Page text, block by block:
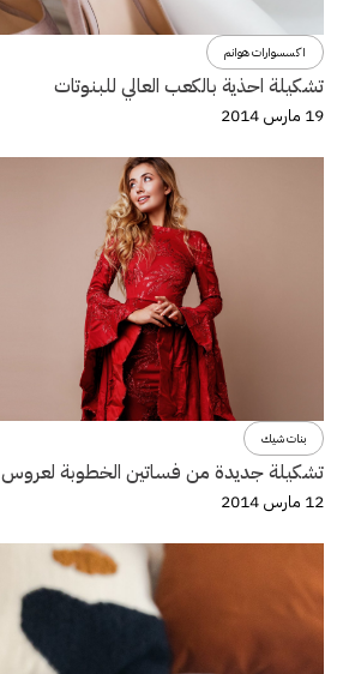
اكسسوارات هوانم
تشكيلة احذية بالكعب العالي للبنوتات
19 مارس 2014
بنات شيك
تشكيلة جديدة من فساتين الخطوبة لعروس 2014 بألوان الطيف
12 مارس 2014